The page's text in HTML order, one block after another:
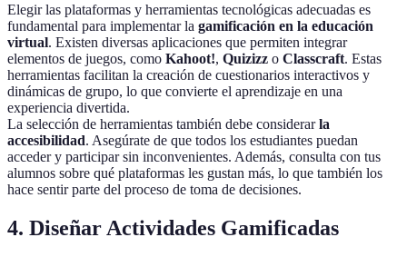
Elegir las plataformas y herramientas tecnológicas adecuadas es
fundamental para implementar la gamificación en la educación
virtual. Existen diversas aplicaciones que permiten integrar
elementos de juegos, como Kahoot!, Quizizz o Classcraft. Estas
herramientas facilitan la creación de cuestionarios interactivos y
dinámicas de grupo, lo que convierte el aprendizaje en una
experiencia divertida.
La selección de herramientas también debe considerarla
accesibilidad. Asegúrate de que todos los estudiantes puedan
acceder y participar sin inconvenientes. Además, consulta con tus
alumnos sobre qué plataformas les gustan más, lo que también los
hace sentir parte del proceso de toma de decisiones.
4. Diseñar Actividades Gamificadas